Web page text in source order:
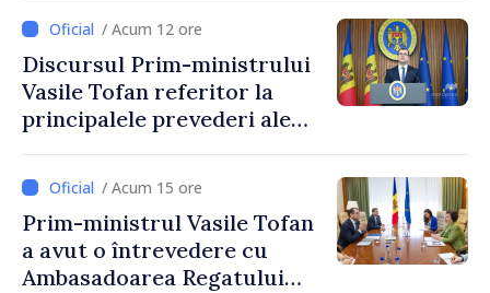
stimularea investițiilor și o
taxare mai echitabilă
/ Acum 12 ore
Discursul Prim-ministrului
Vasile Tofan referitor la
principalele prevederi ale
2027
/ Acum 15 ore
Prim-ministrul Vasile Tofan
a avut o întrevedere cu
Ambasadoarea Regatului